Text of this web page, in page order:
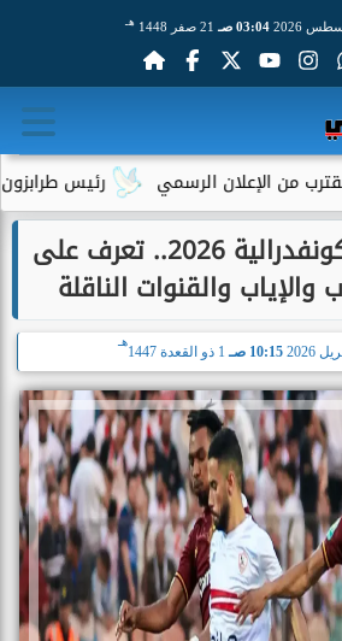
03:04 صـ 21 صفر 1448 هـ
رئيس طرابزون سبور الرسمي
موعد نهائي الكونفدرالية 2026.. تعرف على
والإياب والقنوات الناقلة
10:15 صـ 1 ذو القعدة 1447
هـ